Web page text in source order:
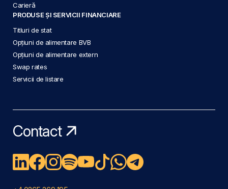
Carieră
PRODUSE ȘI SERVICII FINANCIARE
Titluri de stat
Opțiuni de alimentare BVB
Opțiuni de alimentare extern
Swap rates
Servicii de listare
Contact